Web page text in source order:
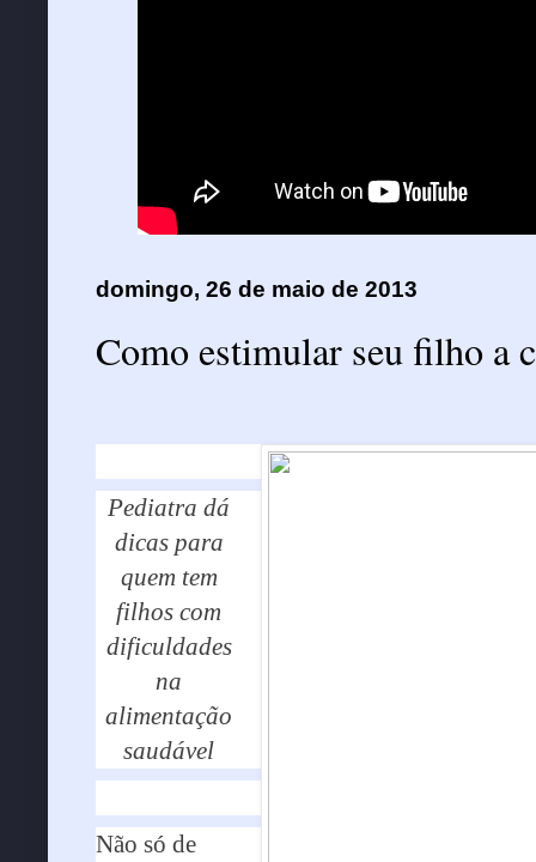
domingo, 26 de maio de 2013
Como estimular seu filho a
Pediatra dá
dicas para
quem tem
filhos com
dificuldades
na
alimentação
saudável
Não só de